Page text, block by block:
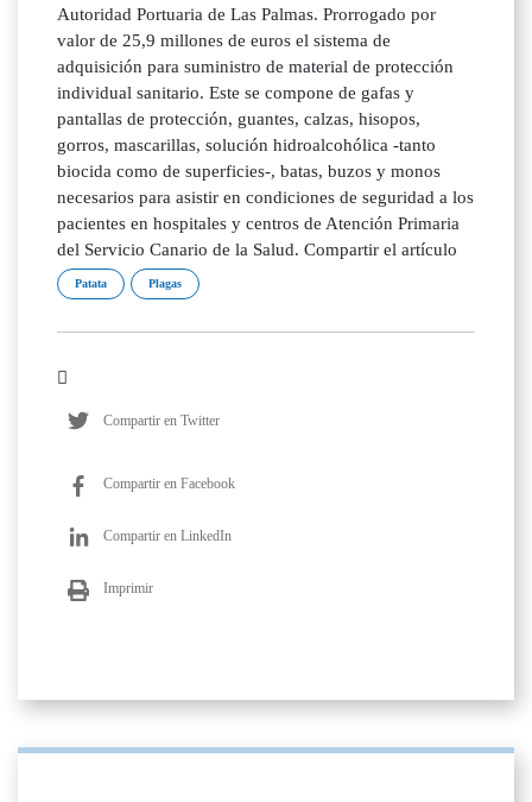
Autoridad Portuaria de Las Palmas. Prorrogado por
valor de 25,9 millones de euros el sistema de
adquisición para suministro de material de protección
individual sanitario. Este se compone de gafas y
pantallas de protección, guantes, calzas, hisopos,
gorros, mascarillas, solución hidroalcohólica -tanto
biocida como de superficies-, batas, buzos y monos
necesarios para asistir en condiciones de seguridad a los
pacientes en hospitales y centros de Atención Primaria
del Servicio Canario de la Salud. Compartir el artículo
Patata Plagas
Compartir en Twitter
Compartir en Facebook
Compartir en LinkedIn
Imprimir